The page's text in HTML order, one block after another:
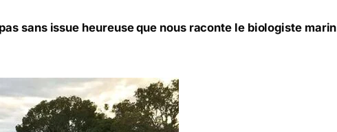
sans issue heureuse que nous raconte le biologiste marin